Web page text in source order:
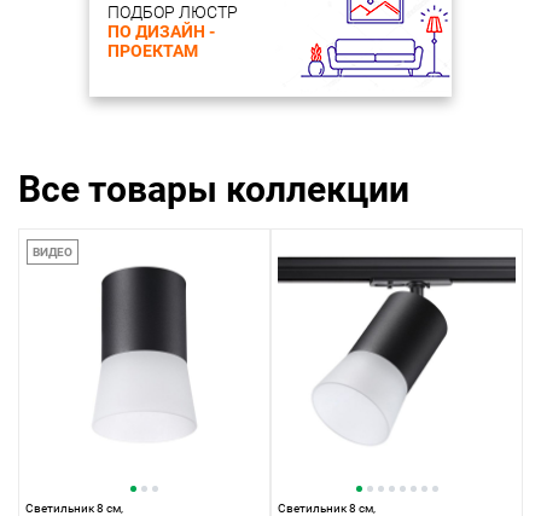
ПОДБОР ЛЮСТР
ПО ДИЗАЙН -
ПРОЕКТАМ
Все товары коллекции
ВИДЕО
Светильник 8 см,
Светильник 8 см,